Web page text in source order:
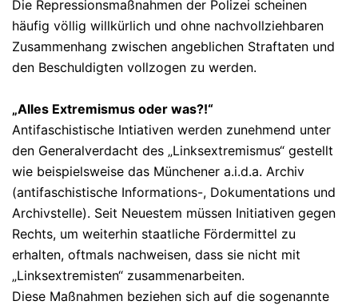
Die Repressionsmaßnahmen der Polizei scheinen
häufig völlig willkürlich und ohne nachvollziehbaren
Zusammenhang zwischen angeblichen Straftaten und
den Beschuldigten vollzogen zu werden.
„Alles Extremismus oder was?!“
Antifaschistische Intiativen werden zunehmend unter
den Generalverdacht des „Linksextremismus“ gestellt
wie beispielsweise das Münchener a.i.d.a. Archiv
(antifaschistische Informations-, Dokumentations und
Archivstelle). Seit Neuestem müssen Initiativen gegen
Rechts, um weiterhin staatliche Fördermittel zu
erhalten, oftmals nachweisen, dass sie nicht mit
„Linksextremisten“ zusammenarbeiten.
Diese Maßnahmen beziehen sich auf die sogenannte